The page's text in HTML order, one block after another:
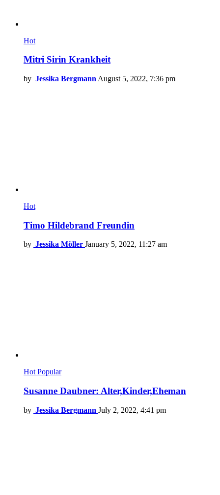
Hot
Mitri Sirin Krankheit
by Jessika Bergmann August 5, 2022, 7:36 pm
Hot
Timo Hildebrand Freundin
by Jessika Möller January 5, 2022, 11:27 am
HotPopular
Susanne Daubner: Alter,Kinder,Eheman
by Jessika Bergmann July 2, 2022, 4:41 pm